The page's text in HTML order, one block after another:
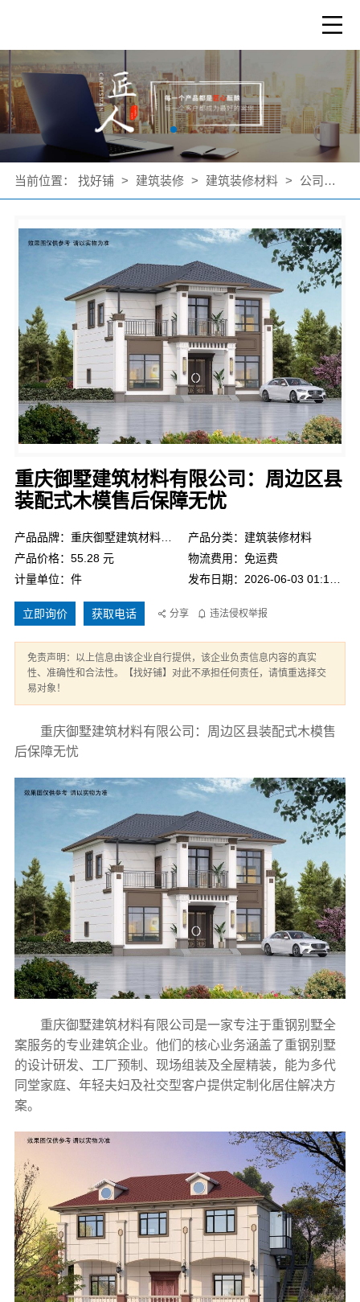
当前位置： 找好铺 > 建筑装修 > 建筑装修材料 > 公司产品
重庆御墅建筑材料有限公司：周边区县
装配式木模售后保障无忧
产品品牌：重庆御墅建筑材料有限公司
产品分类：建筑装修材料
产品价格：55.28 元
物流费用：免运费
计量单位：件
立即询价 获取电话 分享 违法侵权举报
免责声明：以上信息由该企业自行提供，该企业负责信息内容的真实
性、准确性和合法性。【找好铺】对此不承担任何责任，请慎重选择交
易对象！
重庆御墅建筑材料有限公司：周边区县装配式木模售
后保障无忧
重庆御墅建筑材料有限公司是一家专注于重钢别墅全
案服务的专业建筑企业。他们的核心业务涵盖了重钢别墅
的设计研发、工厂预制、现场组装及全屋精装，能为多代
同堂家庭、年轻夫妇及社交型客户提供定制化居住解决方
案。